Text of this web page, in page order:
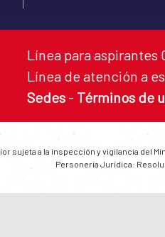
Línea para aspirantes
Línea de atención a
Sedes - Términos de
sujeta a la inspección y vigilancia del
Personería Jurídica: